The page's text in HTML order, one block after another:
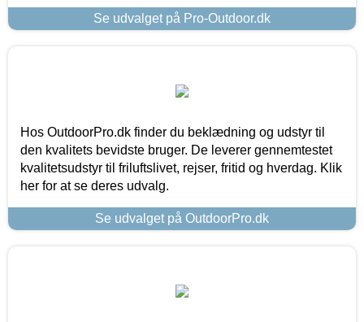
Se udvalget på Pro-Outdoor.dk
Hos OutdoorPro.dk finder du beklædning og udstyr til
den kvalitets bevidste bruger. De leverer gennemtestet
kvalitetsudstyr til friluftslivet, rejser, fritid og hverdag. Klik
her for at se deres udvalg.
Se udvalget på OutdoorPro.dk